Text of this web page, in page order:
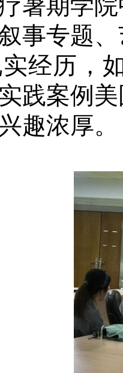
暑期学
事专题
经历，
践案例
趣浓厚。